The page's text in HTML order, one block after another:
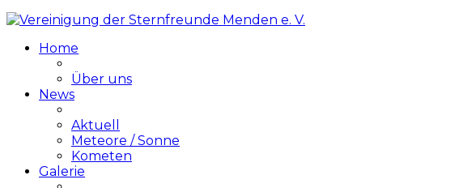
Home
Über uns
News
Aktuell
Meteore / Sonne
Kometen
Galerie